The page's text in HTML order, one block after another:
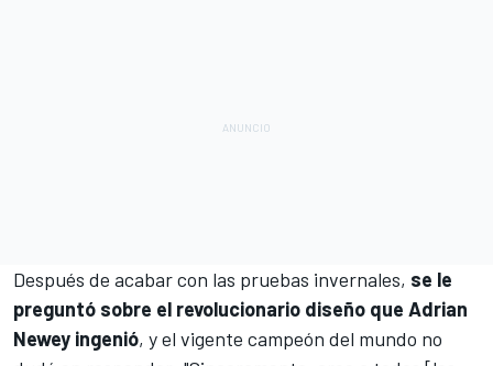
Después de acabar con las pruebas invernales, se le
preguntó sobre el revolucionario diseño que Adrian
Newey ingenió, y el vigente campeón del mundo no